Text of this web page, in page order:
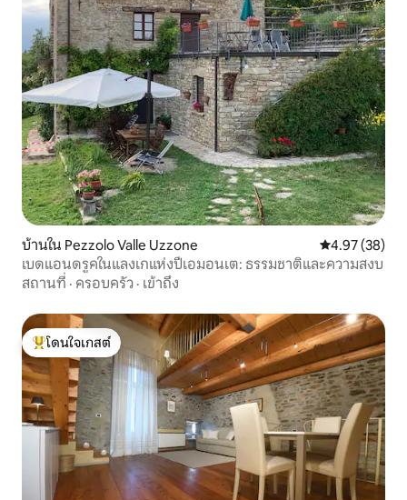
บ้านใน Pezzolo Valle Uzzone คะแนนเฉลี่ย
4.97 (38)
เบดแอนดรูคในแลงเกแห่งปีเอมอนเต: ธรรมชาติและความสงบ
สถานที่ · ครอบครัว · เข้าถึง
โดนใจเกสต์ที่สุด
โดนใจเกสต์